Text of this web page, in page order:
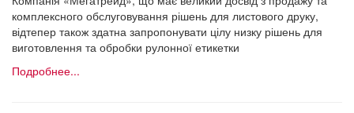
комплексного обслуговування рішень для листового друку,
відтепер також здатна запропонувати цілу низку рішень для
виготовлення та обробки рулонної етикетки
Подробнее...